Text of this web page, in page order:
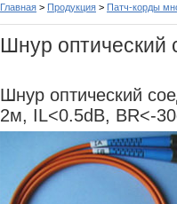
Главная > Продукция > Патч-корды
Шнур оптический
Шнур оптический
2м, IL<0.5dB, BR<-